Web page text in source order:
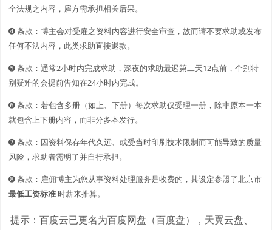
全法规之内容，雇方需承担相关后果。
➍ 条款：博主会对受雇之资料内容进行安全审查，故而请不要求助或发布
任何不法内容，此类求助直接退款。
➎ 条款：通常2小时内完成求助，深夜的求助最迟第二天12点前，个别特
别疑难的会提前告知在24小时内完成。
➏ 条款：若包含多册（如上、下册）每次求助仅受理一册，除非原本一本
就包含上下册内容，而非分多本发行。
➐ 条款：因资料保存年代久远、或受当时印刷技术限制而可能导致的质量
风险，求助者需明了并自行承担。
➑ 条款：雇佣博主为您从事资料处理服务是收费的，其设定参照了北京市
最低工资标准时薪来推算。
提示：百度云已更名为百度网盘（百度盘），天翼云盘、